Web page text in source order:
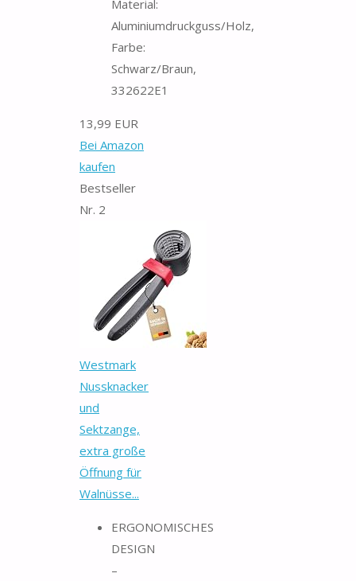
Material:
Aluminiumdruckguss/Holz,
Farbe:
Schwarz/Braun,
332622E1
13,99 EUR
Bei Amazon
kaufen
Bestseller
Nr. 2
Westmark
Nussknacker
und
Sektzange,
extra große
Öffnung für
Walnüsse...
ERGONOMISCHES
DESIGN
–